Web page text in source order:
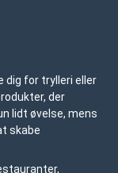
dig for trylleri eller
der
lidt øvelse, mens
skabe